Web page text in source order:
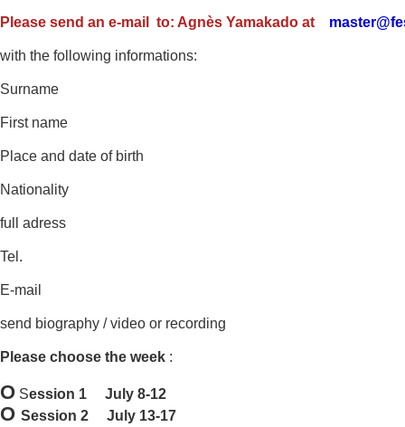
Please send an e-mail to: Agnès Yamakado at
with the following informations:
Surname
First name
Place and date of birth
Nationality
full adress
Tel.
E-mail
send biography / video or recording
Please choose the week :
O Session 1 July 8-12
O Session 2 July 13-17